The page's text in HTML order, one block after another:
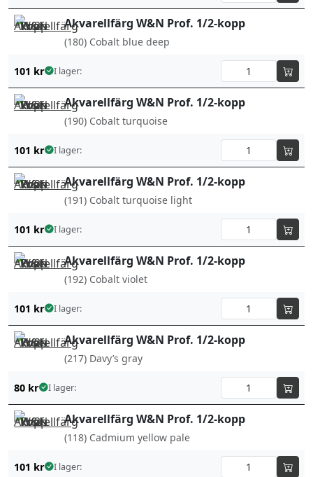
Akvarellfärg W&N Prof. 1/2-kopp
(180) Cobalt blue deep
101 kr I lager:
Akvarellfärg W&N Prof. 1/2-kopp
(190) Cobalt turquoise
101 kr I lager:
Akvarellfärg W&N Prof. 1/2-kopp
(191) Cobalt turquoise light
101 kr I lager:
Akvarellfärg W&N Prof. 1/2-kopp
(192) Cobalt violet
101 kr I lager:
Akvarellfärg W&N Prof. 1/2-kopp
(217) Davy’s gray
80 kr I lager:
Akvarellfärg W&N Prof. 1/2-kopp
(118) Cadmium yellow pale
101 kr I lager: